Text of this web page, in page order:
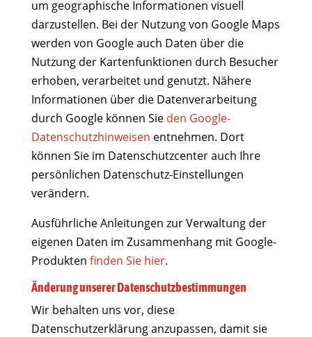
um geographische Informationen visuell
darzustellen. Bei der Nutzung von Google Maps
werden von Google auch Daten über die
Nutzung der Kartenfunktionen durch Besucher
erhoben, verarbeitet und genutzt. Nähere
Informationen über die Datenverarbeitung
durch Google können Sie den Google-
Datenschutzhinweisen entnehmen. Dort
können Sie im Datenschutzcenter auch Ihre
persönlichen Datenschutz-Einstellungen
verändern.
Ausführliche Anleitungen zur Verwaltung der
eigenen Daten im Zusammenhang mit Google-
Produkten finden Sie hier.
Änderung unserer Datenschutzbestimmungen
Wir behalten uns vor, diese
Datenschutzerklärung anzupassen, damit sie